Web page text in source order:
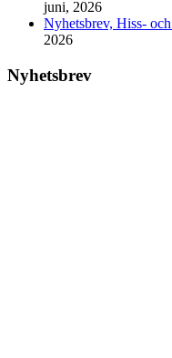
juni, 2026
Nyhetsbrev, Hiss-
2026
Nyhetsbrev